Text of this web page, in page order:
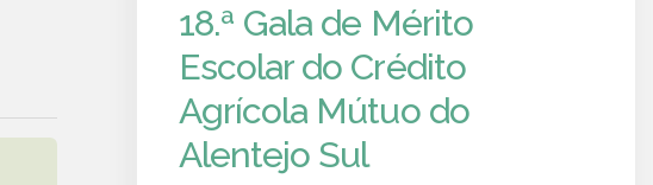
18.ª Gala de Mérito
Escolar do Crédito
Agrícola Mútuo do
Alentejo Sul